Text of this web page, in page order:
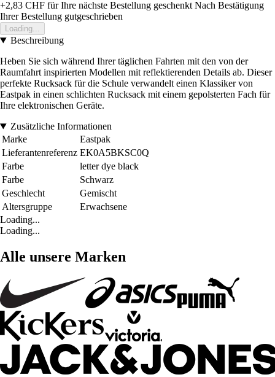
+2,83 CHF für Ihre nächste Bestellung geschenkt Nach Bestätigung
Ihrer Bestellung gutgeschrieben
Loading...
Beschreibung
Heben Sie sich während Ihrer täglichen Fahrten mit den von der
Raumfahrt inspirierten Modellen mit reflektierenden Details ab. Dieser
perfekte Rucksack für die Schule verwandelt einen Klassiker von
Eastpak in einen schlichten Rucksack mit einem gepolsterten Fach für
Ihre elektronischen Geräte.
Zusätzliche Informationen
Marke
Eastpak
Lieferantenreferenz EK0A5BKSC0Q
Farbe
letter dye black
Farbe
Schwarz
Geschlecht
Gemischt
Altersgruppe
Erwachsene
Loading...
Loading...
Alle unsere Marken